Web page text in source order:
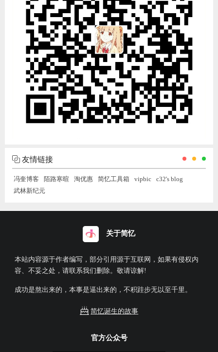
友情链接
冯奎博客 陌路寒暄 淘优惠 简忆工具箱 vipbic
c32's blog
武林新纪元
关于简忆
本站内容源于作者编写，部分引用源于互联网，如果有侵权内
容、不妥之处，请联系我们删除。敬请谅解!
成功是熬出来的，本事是逼出来的，不积跬步无以至千里。
简忆诞生的故事
官方公众号